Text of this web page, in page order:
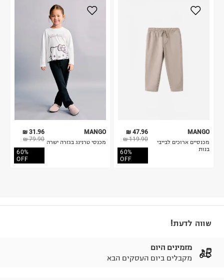
31.96 ₪
79.90 ₪
60%
OFF
MANGO
מכנסי טרנינג בגזרה ישרה
47.96 ₪
119.90 ₪
60%
OFF
MANGO
מכנסיים ארוכים לבייבי
בנות
שווה לדעת!
מזמינים היום
מקבלים ביום העסקים הבא